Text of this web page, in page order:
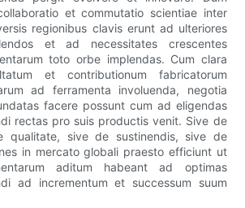
et commutatio scientiae inter
regionibus clavis erunt ad ulteriores
et ad necessitates crescentes
toto orbe implendas. Cum clara
et contributionum fabricatorum
ad ferramenta involuenda, negotia
facere possunt cum ad eligendas
rectas pro suis productis venit. Sive de
qualitate, sive de sustinendis, sive de
in mercato globali praesto efficiunt ut
aditum habeant ad optimas
ad incrementum et successum suum